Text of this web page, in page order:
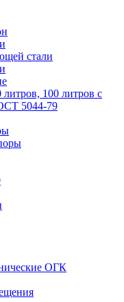
стали
литров, 100 литров с
5044-79
ОГК